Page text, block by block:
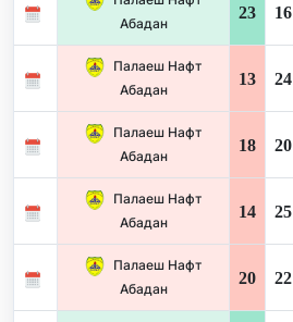
Абадан
23 16
Палаеш Нафт
Абадан
13 24
Палаеш Нафт
Абадан
18 20
Палаеш Нафт
Абадан
14 25
Палаеш Нафт
Абадан
20 22